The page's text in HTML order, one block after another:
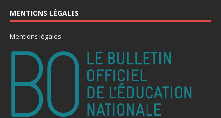
MENTIONS LÉGALES
Mentions légales